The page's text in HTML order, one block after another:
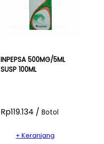
INPEPSA 500MG/5ML
SUSP 100ML
Rp119.134 / Botol
+ Keranjang